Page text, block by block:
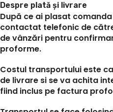
Despre plată și livrare
După ce ai plasat
contactat telefonic de
de vânzări pentru
proforme.
Costul transportului este
de livrare si se va achita
fiind inclus pe factura